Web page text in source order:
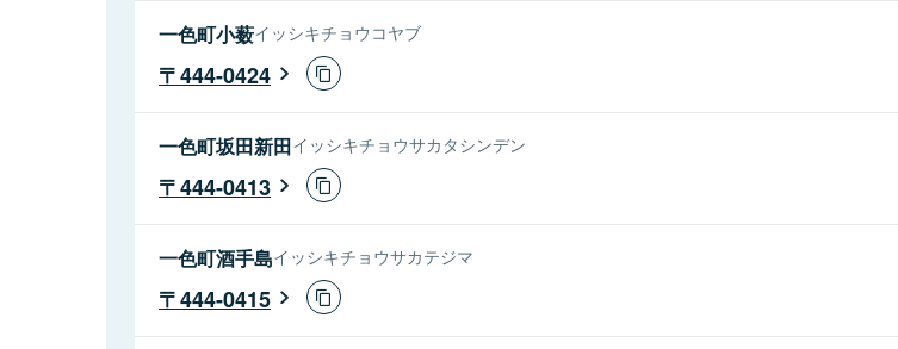
一色町小薮イッシキチョウコヤブ
444-0424
一色町坂田新田イッシキチョウサカタシンデン
444-0413
一色町酒手島イッシキチョウサカテジマ
444-0415